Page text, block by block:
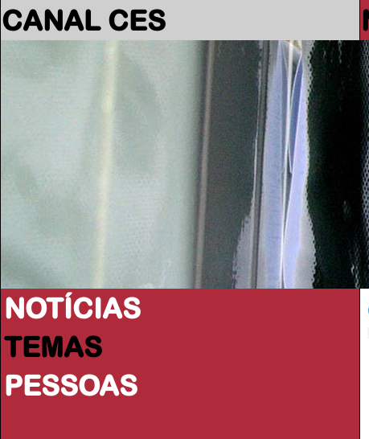
CANAL CES
NOTÍCIAS
TEMAS
PESSOAS